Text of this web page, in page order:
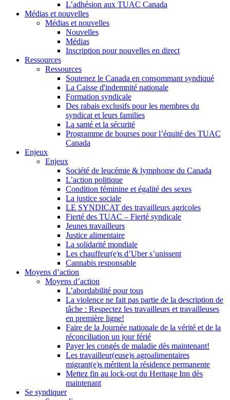
L’adhésion aux TUAC Canada
Médias et nouvelles
Médias et nouvelles
Nouvelles
Médias
Inscription pour nouvelles en direct
Ressources
Ressources
Soutenez le Canada en consommant syndiqué
La Caisse d'indemnité nationale
Formation syndicale
Des rabais exclusifs pour les membres du
syndicat et leurs families
La santé et la sécurité
Programme de bourses pour l’équité des TUAC
Canada
Enjeux
Enjeux
Société de leucémie & lymphome du Canada
L’action politique
Condition féminine et égalité des sexes
La justice sociale
LE SYNDICAT des travailleurs agricoles
Fierté des TUAC – Fierté syndicale
Jeunes travailleurs
Justice alimentaire
La solidarité mondiale
Les chauffeur(e)s d’Uber s’unissent
Cannabis responsable
Moyens d’action
Moyens d’action
L’abordabilité pour tous
La violence ne fait pas partie de la description de
tâche : Respectez les travailleurs et travailleuses
en première ligne!
Faire de la Journée nationale de la vérité et de la
réconciliation un jour férié
Payer les congés de maladie dès maintenant!
Les travailleur(euse)s agroalimentaires
migrant(e)s méritent la résidence permanente
Mettez fin au lock-out du Heritage Inn dès
maintenant
Se syndiquer